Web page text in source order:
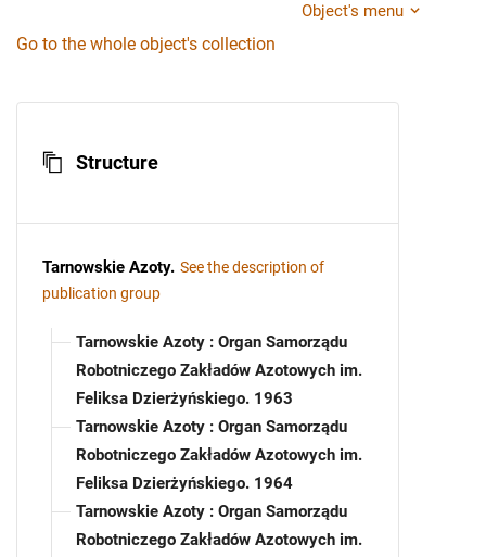
Object's menu
Go to the whole object's collection
Structure
Tarnowskie Azoty. See the description of
publication group
Tarnowskie Azoty : Organ Samorządu
Robotniczego Zakładów Azotowych im.
Feliksa Dzierżyńskiego. 1963
Tarnowskie Azoty : Organ Samorządu
Robotniczego Zakładów Azotowych im.
Feliksa Dzierżyńskiego. 1964
Tarnowskie Azoty : Organ Samorządu
Robotniczego Zakładów Azotowych im.